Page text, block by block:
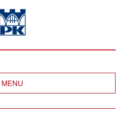
MENU